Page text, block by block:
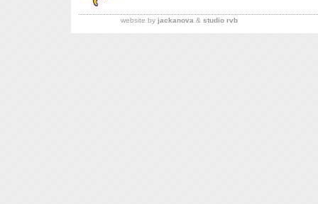
website by jackanova & studio rvb